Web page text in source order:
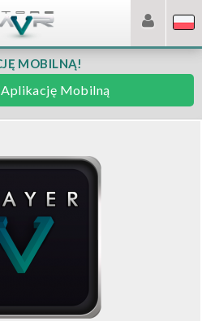
MOBILNĄ!
Mobilną